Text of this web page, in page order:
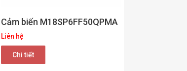
Cảm biến M18SP6FF50QPMA
Liên hệ
Chi tiết